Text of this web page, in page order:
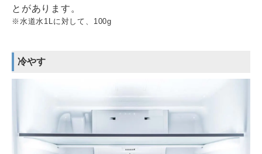
とがあります。
※水道水1Lに対して、100g
冷やす